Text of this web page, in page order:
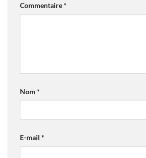
Commentaire*
Nom *
E-mail *